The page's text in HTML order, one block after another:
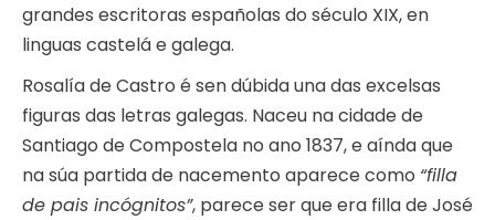
grandes escritoras españolas do século XIX, en
linguas castelá e galega.
Rosalía de Castro é sen dúbida una das excelsas
figuras das letras galegas. Naceu na cidade de
Santiago de Compostela no ano 1837, e aínda que
na súa partida de nacemento aparece como “filla
de pais incógnitos”, parece ser que era filla de José